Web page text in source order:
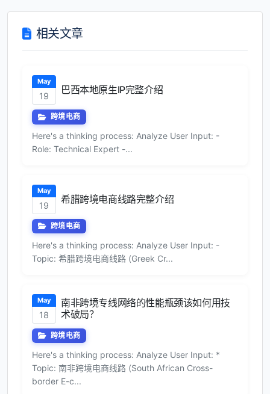
相关文章
May
19
巴西本地原生IP完整介绍
跨境电商
Here's a thinking process: Analyze User Input: -
Role: Technical Expert -...
May
19
希腊跨境电商线路完整介绍
跨境电商
Here's a thinking process: Analyze User Input: -
Topic: 希腊跨境电商线路 (Greek Cr...
May
18
南非跨境专线网络的性能瓶颈该如何用技
术破局？
跨境电商
Here's a thinking process: Analyze User Input: *
Topic: 南非跨境电商线路 (South African Cross-
border E-c...